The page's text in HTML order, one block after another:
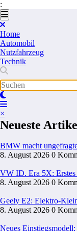
:
Zum
Inhalt
springen
Home
Automobil
Nutzfahrzeug
Technik
×
Neueste
BMW macht
8. August 2026 0
VW ID. Era 5X: Erstes
8. August 2026 0
Geely E2: Elektro-
8. August 2026 0
Neues